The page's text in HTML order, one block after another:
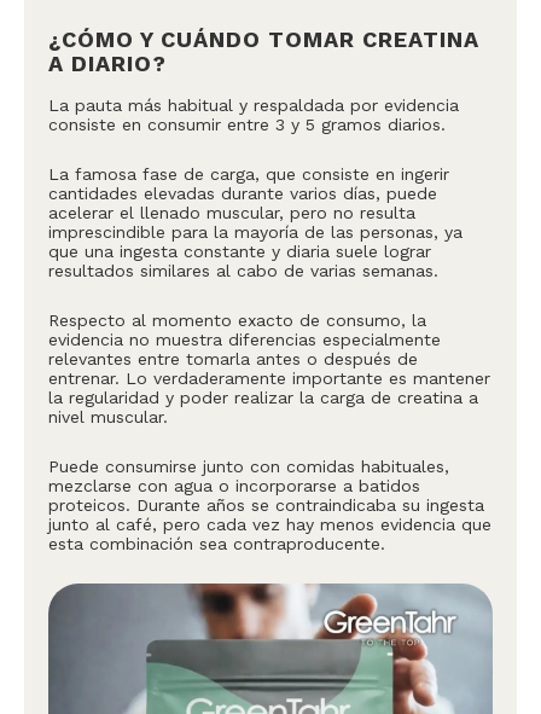
¿CÓMO Y CUÁNDO TOMAR CREATINA
A DIARIO?
La pauta más habitual y respaldada por evidencia
consiste en consumir entre 3 y 5 gramos diarios.
La famosa fase de carga, que consiste en ingerir
cantidades elevadas durante varios días, puede
acelerar el llenado muscular, pero no resulta
imprescindible para la mayoría de las personas, ya
que una ingesta constante y diaria suele lograr
resultados similares al cabo de varias semanas.
Respecto al momento exacto de consumo, la
evidencia no muestra diferencias especialmente
relevantes entre tomarla antes o después de
entrenar. Lo verdaderamente importante es mantener
la regularidad y poder realizar la carga de creatina a
nivel muscular.
Puede consumirse junto con comidas habituales,
mezclarse con agua o incorporarse a batidos
proteicos. Durante años se contraindicaba su ingesta
junto al café, pero cada vez hay menos evidencia que
esta combinación sea contraproducente.